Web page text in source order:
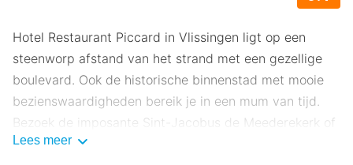
Hotel Restaurant Piccard in Vlissingen ligt op een
steenworp afstand van het strand met een gezellige
boulevard. Ook de historische binnenstad met mooie
bezienswaardigheden bereik je in een mum van tijd.
Bezoek de imposante Sint-Jacobus de Meederekerk of
haal je hart op in de sfeervolle winkelstraatjes.
Lees meer